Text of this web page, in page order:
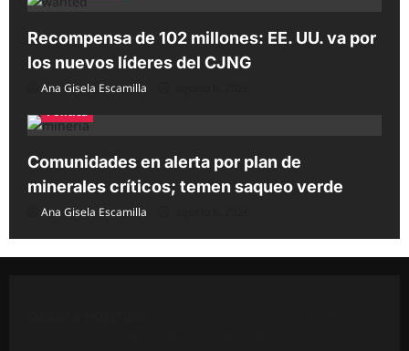
Recompensa de 102 millones: EE. UU. va por
los nuevos líderes del CJNG
Ana Gisela Escamilla
Política
Comunidades en alerta por plan de
minerales críticos; temen saqueo verde
Ana Gisela Escamilla